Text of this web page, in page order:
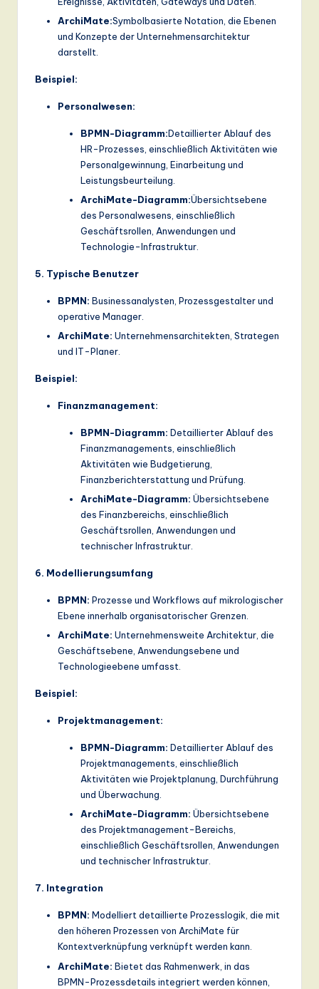
ArchiMate:Symbolbasierte Notation, die Ebenen
und Konzepte der Unternehmensarchitektur
darstellt.
Beispiel:
Personalwesen:
BPMN-Diagramm:Detaillierter Ablauf des
HR-Prozesses, einschließlich Aktivitäten wie
Personalgewinnung, Einarbeitung und
Leistungsbeurteilung.
ArchiMate-Diagramm:Übersichtsebene
des Personalwesens, einschließlich
Geschäftsrollen, Anwendungen und
Technologie-Infrastruktur.
5. Typische Benutzer
BPMN: Businessanalysten, Prozessgestalter und
operative Manager.
ArchiMate: Unternehmensarchitekten, Strategen
und IT-Planer.
Beispiel:
Finanzmanagement:
BPMN-Diagramm: Detaillierter Ablauf des
Finanzmanagements, einschließlich
Aktivitäten wie Budgetierung,
Finanzberichterstattung und Prüfung.
ArchiMate-Diagramm: Übersichtsebene
des Finanzbereichs, einschließlich
Geschäftsrollen, Anwendungen und
technischer Infrastruktur.
6. Modellierungsumfang
BPMN: Prozesse und Workflows auf mikrologischer
Ebene innerhalb organisatorischer Grenzen.
ArchiMate: Unternehmensweite Architektur, die
Geschäftsebene, Anwendungsebene und
Technologieebene umfasst.
Beispiel:
Projektmanagement:
BPMN-Diagramm: Detaillierter Ablauf des
Projektmanagements, einschließlich
Aktivitäten wie Projektplanung, Durchführung
und Überwachung.
ArchiMate-Diagramm: Übersichtsebene
des Projektmanagement-Bereichs,
einschließlich Geschäftsrollen, Anwendungen
und technischer Infrastruktur.
7. Integration
BPMN: Modelliert detaillierte Prozesslogik, die mit
den höheren Prozessen von ArchiMate für
Kontextverknüpfung verknüpft werden kann.
ArchiMate: Bietet das Rahmenwerk, in das
BPMN-Prozessdetails integriert werden können,